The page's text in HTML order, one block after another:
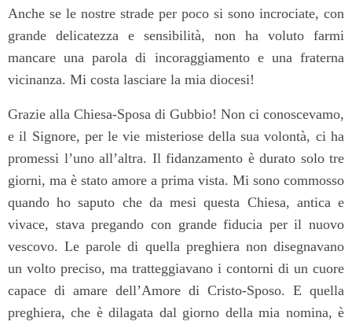
Anche se le nostre strade per poco si sono incrociate, con
grande delicatezza e sensibilità, non ha voluto farmi
mancare una parola di incoraggiamento e una fraterna
vicinanza. Mi costa lasciare la mia diocesi!
Grazie alla Chiesa-Sposa di Gubbio! Non ci conoscevamo,
e il Signore, per le vie misteriose della sua volontà, ci ha
promessi l’uno all’altra. Il fidanzamento è durato solo tre
giorni, ma è stato amore a prima vista. Mi sono commosso
quando ho saputo che da mesi questa Chiesa, antica e
vivace, stava pregando con grande fiducia per il nuovo
vescovo. Le parole di quella preghiera non disegnavano
un volto preciso, ma tratteggiavano i contorni di un cuore
capace di amare dell’Amore di Cristo-Sposo. E quella
preghiera, che è dilagata dal giorno della mia nomina, è